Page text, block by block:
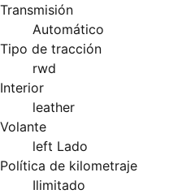
Transmisión
Automático
Tipo de tracción
rwd
Interior
leather
Volante
left Lado
Política de kilometraje
Ilimitado